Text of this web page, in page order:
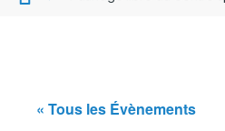
« Tous les Évènements